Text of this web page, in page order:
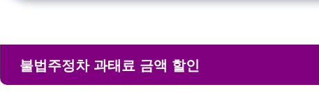
불법주정차 과태료 금액 할인